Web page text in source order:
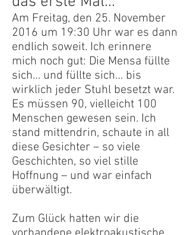
Am Freitag, den 25. November
2016 um 19:30 Uhr war es dann
endlich soweit. Ich erinnere
mich noch gut: Die Mensa füllte
sich… und füllte sich… bis
wirklich jeder Stuhl besetzt war.
Es müssen 90, vielleicht 100
Menschen gewesen sein. Ich
stand mittendrin, schaute in all
diese Gesichter – so viele
Geschichten, so viel stille
Hoffnung – und war einfach
überwältigt.
Zum Glück hatten wir die